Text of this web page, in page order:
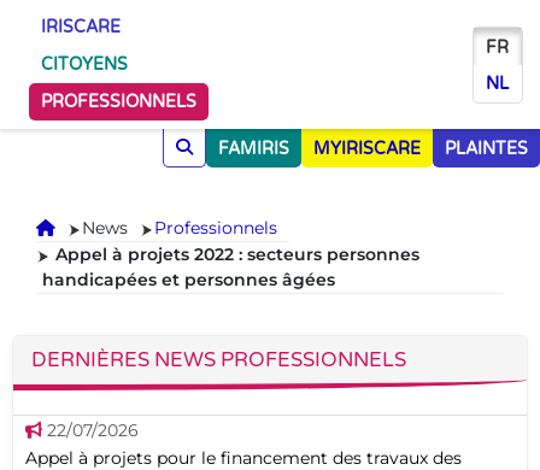
IRISCARE
CITOYENS
PROFESSIONNELS
FR
NL
FAMIRIS MYIRISCARE PLAINTES
Accueil
News
Professionnels
Appel à projets 2022 : secteurs personnes
handicapées et personnes âgées
DERNIÈRES NEWS PROFESSIONNELS
22/07/2026
Appel à projets pour le financement des travaux des